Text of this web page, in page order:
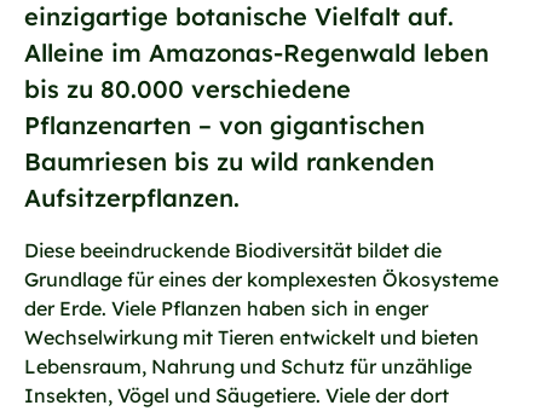
einzigartige botanische Vielfalt auf.
Alleine im Amazonas-Regenwald leben
bis zu 80.000 verschiedene
Pflanzenarten – von gigantischen
Baumriesen bis zu wild rankenden
Aufsitzerpflanzen.
Diese beeindruckende Biodiversität bildet die
Grundlage für eines der komplexesten Ökosysteme
der Erde. Viele Pflanzen haben sich in enger
Wechselwirkung mit Tieren entwickelt und bieten
Lebensraum, Nahrung und Schutz für unzählige
Insekten, Vögel und Säugetiere. Viele der dort